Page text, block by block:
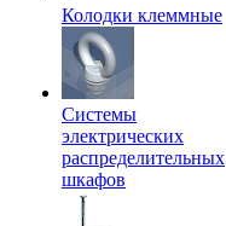
Колодки клеммные
Системы
электрических
распределительных
шкафов